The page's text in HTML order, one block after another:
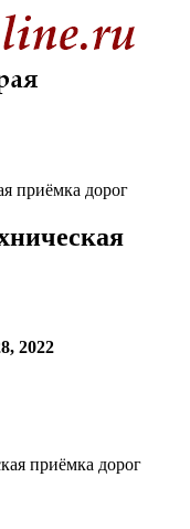
приёмка дорог
2022